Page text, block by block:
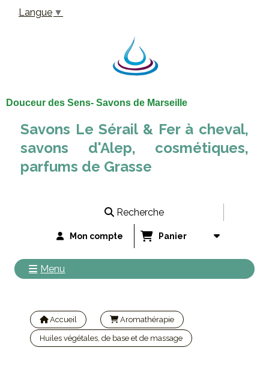
Douceur des Sens- Savons de Marseille
Savons Le Sérail & Fer à cheval,
savons d'Alep, cosmétiques,
parfums de Grasse
Recherche
Mon compte Panier
Menu
Accueil Aromathérapie
Huiles végétales, de base et de massage
Langue ▼